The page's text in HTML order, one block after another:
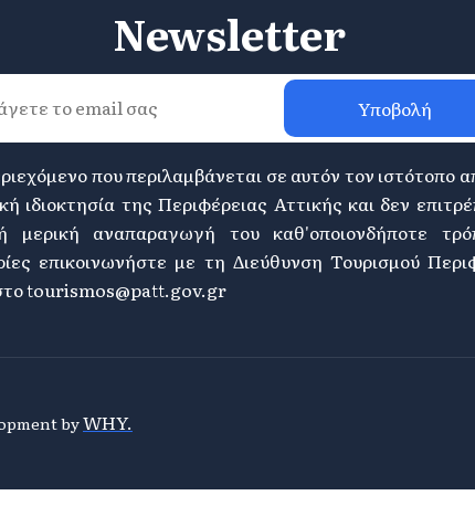
Newsletter
Υποβολή
που περιλαμβάνεται σε αυτόν τον ιστότοπο
ιδιοκτησία της Περιφέρειας Αττικής και δεν
μερική αναπαραγωγή του καθ'οποιονδήποτε
επικοινωνήστε με τη Διεύθυνση Τουρισμού
tourismos@patt.gov.gr
byWHY.